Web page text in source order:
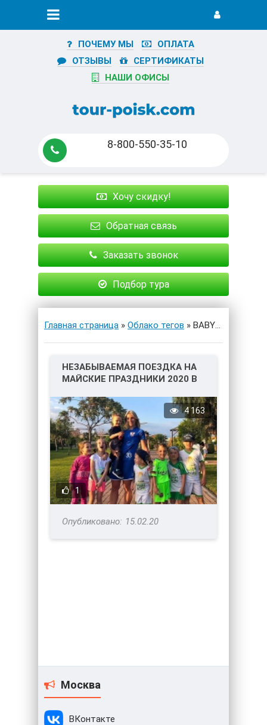
ПОЧЕМУ МЫ
ОПЛАТА
ОТЗЫВЫ
СЕРТИФИКАТЫ
НАШИ ОФИСЫ
8-800-550-35-10
Хочу скидку!
Обратная связь
Заказать звонок
Подбор тура
Главная страница » Облако тегов » BABYGOAL
НЕЗАБЫВАЕМАЯ ПОЕЗДКА НА
МАЙСКИЕ ПРАЗДНИКИ 2020 В
1
4 163
15.02.20
Москва
ВКонтакте